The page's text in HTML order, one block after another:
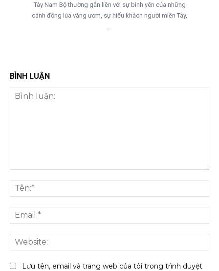
Tây Nam Bộ thường gắn liền với sự bình yên của những
cánh đồng lúa vàng ươm, sự hiếu khách người miền Tây,
BÌNH LUẬN
luận:
Lưu tên, email và trang web của tôi trong trình duyệt